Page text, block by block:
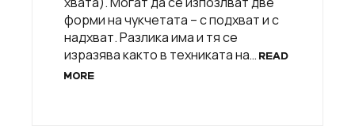
форми на чукчетата – с подхват и с
надхват. Разлика има и тя се
изразява както в техниката на… READ
MORE